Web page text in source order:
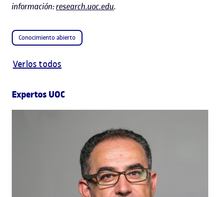
información:research.uoc.edu.
Conocimiento abierto
Verlos todos
Expertos UOC